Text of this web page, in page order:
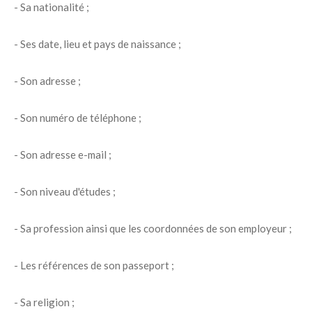
- Sa nationalité ;
- Ses date, lieu et pays de naissance ;
- Son adresse ;
- Son numéro de téléphone ;
- Son adresse e-mail ;
- Son niveau d'études ;
- Sa profession ainsi que les coordonnées de son employeur ;
- Les références de son passeport ;
- Sa religion ;